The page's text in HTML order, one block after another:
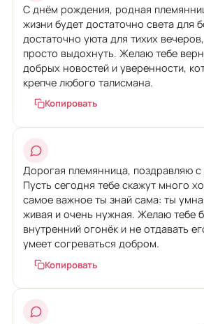
С днём рождения, родная
жизни будет достаточно света для
достаточно уюта для тихих
просто выдохнуть. Желаю тебе
добрых новостей и уверенности,
крепче любого талисмана.
Копировать
Дорогая племянница, поздравляю
Пусть сегодня тебе скажут много
самое важное ты знай сама: ты
живая и очень нужная. Желаю тебе
внутренний огонёк и не отдавать
умеет согреваться добром.
Копировать